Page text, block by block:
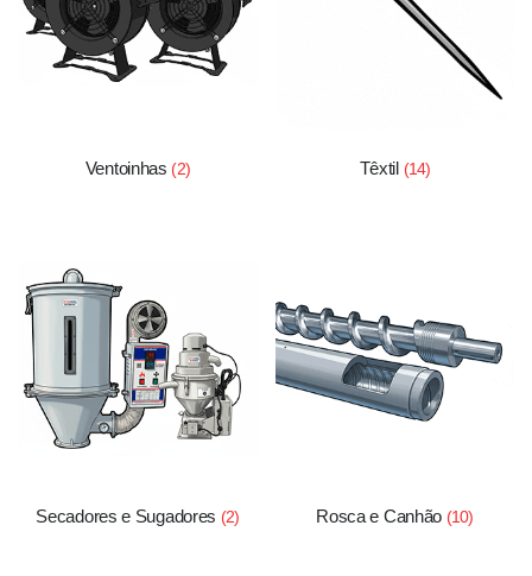
Ventoinhas (2) Têxtil (14)
Secadores e Sugadores (2) Rosca e Canhão (10)